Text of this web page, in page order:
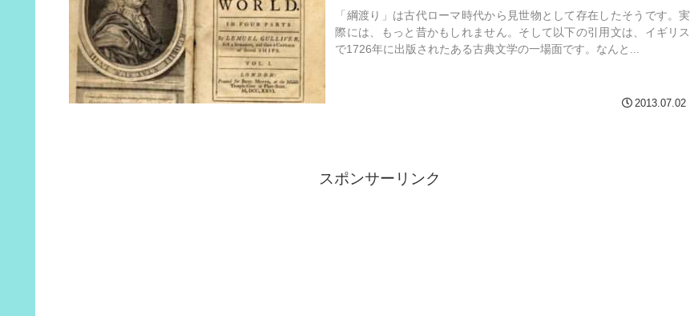
「綱渡り」は古代ローマ時代から見世物として存在したそうです。実
際には、もっと昔かもしれません。そして以下の引用文は、イギリス
で1726年に出版されたある古典文学の一場面です。なんと...
2013.07.02
スポンサーリンク